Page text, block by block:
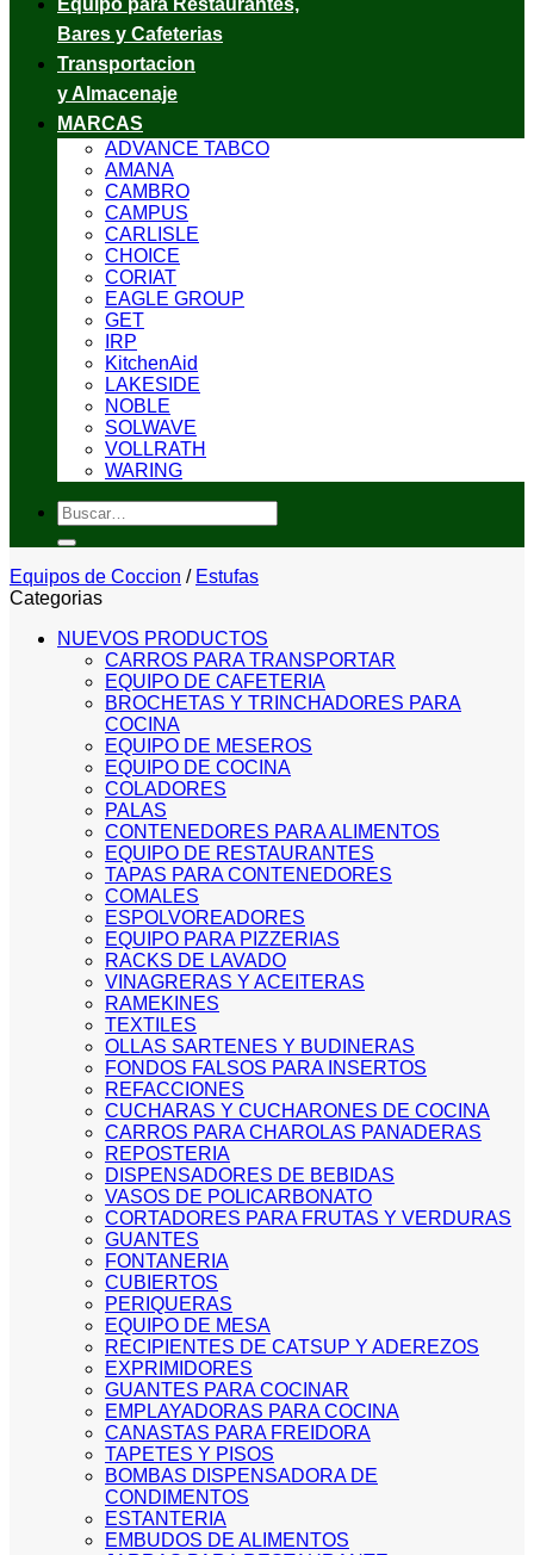
Equipo para Restaurantes,
Bares y Cafeterias
Transportacion
y Almacenaje
MARCAS
ADVANCE TABCO
AMANA
CAMBRO
CAMPUS
CARLISLE
CHOICE
CORIAT
EAGLE GROUP
GET
IRP
KitchenAid
LAKESIDE
NOBLE
SOLWAVE
VOLLRATH
WARING
Buscar
por:
Equipos de Coccion / Estufas
Categorias
NUEVOS PRODUCTOS
CARROS PARA TRANSPORTAR
EQUIPO DE CAFETERIA
BROCHETAS Y TRINCHADORES PARA
COCINA
EQUIPO DE MESEROS
EQUIPO DE COCINA
COLADORES
PALAS
CONTENEDORES PARA ALIMENTOS
EQUIPO DE RESTAURANTES
TAPAS PARA CONTENEDORES
COMALES
ESPOLVOREADORES
EQUIPO PARA PIZZERIAS
RACKS DE LAVADO
VINAGRERAS Y ACEITERAS
RAMEKINES
TEXTILES
OLLAS SARTENES Y BUDINERAS
FONDOS FALSOS PARA INSERTOS
REFACCIONES
CUCHARAS Y CUCHARONES DE COCINA
CARROS PARA CHAROLAS PANADERAS
REPOSTERIA
DISPENSADORES DE BEBIDAS
VASOS DE POLICARBONATO
CORTADORES PARA FRUTAS Y VERDURAS
GUANTES
FONTANERIA
CUBIERTOS
PERIQUERAS
EQUIPO DE MESA
RECIPIENTES DE CATSUP Y ADEREZOS
EXPRIMIDORES
GUANTES PARA COCINAR
EMPLAYADORAS PARA COCINA
CANASTAS PARA FREIDORA
TAPETES Y PISOS
BOMBAS DISPENSADORA DE
CONDIMENTOS
ESTANTERIA
EMBUDOS DE ALIMENTOS